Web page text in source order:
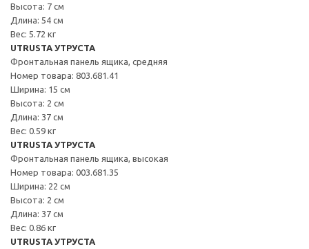
Высота: 7 см
Длина: 54 см
Вес: 5.72 кг
UTRUSTA УТРУСТА
Фронтальная панель ящика, средняя
Номер товара: 803.681.41
Ширина: 15 см
Высота: 2 см
Длина: 37 см
Вес: 0.59 кг
UTRUSTA УТРУСТА
Фронтальная панель ящика, высокая
Номер товара: 003.681.35
Ширина: 22 см
Высота: 2 см
Длина: 37 см
Вес: 0.86 кг
UTRUSTA УТРУСТА